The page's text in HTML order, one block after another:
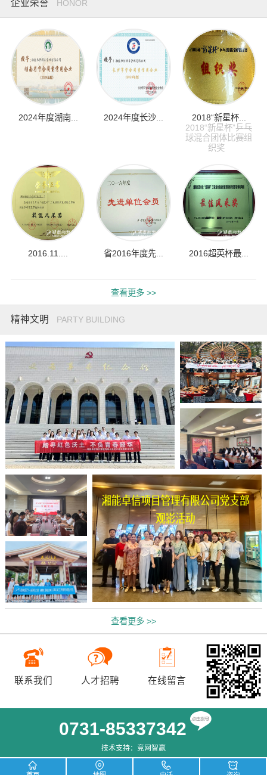
企业荣誉 HONOR
2024年度湖南... 2024年度长沙...
2018“新星杯...
2018“新星杯”乒乓
球混合团体比赛组
织奖
2016.11.... 省2016年度先... 2016超英杯最...
查看更多 >>
精神文明 PARTY BUILDING
查看更多 >>
联系我们 人才招聘 在线留言
0731-85337342
技术支持： 竞网智赢